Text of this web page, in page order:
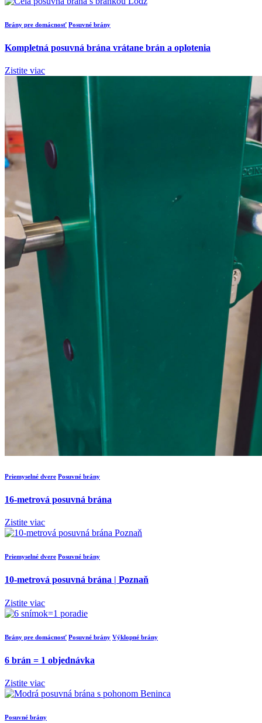
Brány pre domácnosť Posuvné brány
Kompletná posuvná brána vrátane brán a oplotenia
Zistite viac
Priemyselné dvere Posuvné brány
16-metrová posuvná brána
Zistite viac
Priemyselné dvere Posuvné brány
10-metrová posuvná brána | Poznaň
Zistite viac
Brány pre domácnosť Posuvné brány Výklopné brány
6 brán = 1 objednávka
Zistite viac
Posuvné brány